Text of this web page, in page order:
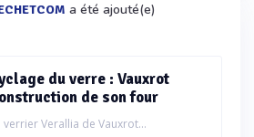
a été ajouté(e)
du verre : Vauxrot
de son four
Verallia de Vauxrot...